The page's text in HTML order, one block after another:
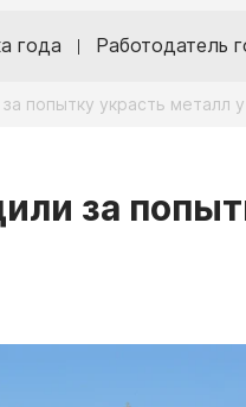
года Работодатель
попытку украсть металл
за